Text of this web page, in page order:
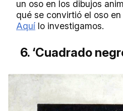
un oso en los dibujos
qué se convirtió el oso
Aquí lo investigamos.
6. ‘Cuadrado